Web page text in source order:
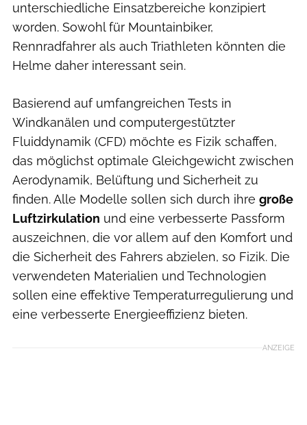
unterschiedliche Einsatzbereiche konzipiert
worden. Sowohl für Mountainbiker,
Rennradfahrer als auch Triathleten könnten die
Helme daher interessant sein.
Basierend auf umfangreichen Tests in
Windkanälen und computergestützter
Fluiddynamik (CFD) möchte es Fizik schaffen,
das möglichst optimale Gleichgewicht zwischen
Aerodynamik, Belüftung und Sicherheit zu
finden. Alle Modelle sollen sich durch ihre große
Luftzirkulation und eine verbesserte Passform
auszeichnen, die vor allem auf den Komfort und
die Sicherheit des Fahrers abzielen, so Fizik. Die
verwendeten Materialien und Technologien
sollen eine effektive Temperaturregulierung und
eine verbesserte Energieeffizienz bieten.
ANZEIGE